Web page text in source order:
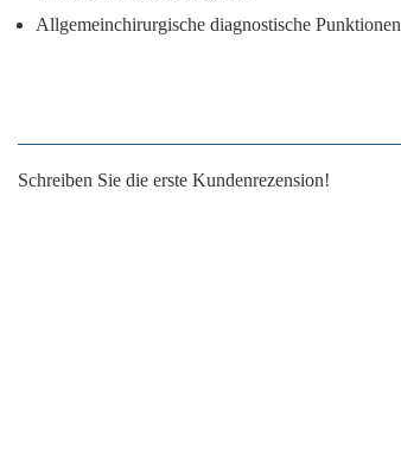
Allgemeinchirurgische diagnostische Punktionen
Schreiben Sie die erste Kundenrezension!